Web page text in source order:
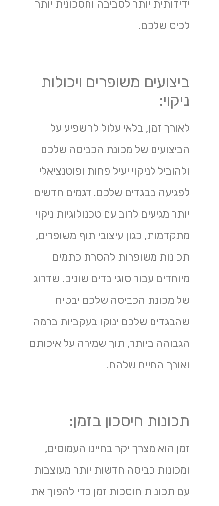
ידידותית יותר לסביבה וחסכונית יותר
לכיס שלכם.
ביצועים משופרים ויכולות
ניקוי:
לאורך זמן, בלאי עלול להשפיע על
הביצועים של מכונת הכביסה שלכם
ולהוביל לניקוי יעיל פחות ופוטנציאלי
לפגיעה בבגדים שלכם. דגמים חדשים
יותר מגיעים לרוב עם טכנולוגיות ניקוי
מתקדמות, כגון עיצובי תוף משופרים,
תכונות משופרות להסרת כתמים
מיוחדים עבור סוגי בדים שונים. שדרוג
של מכונת הכביסה שלכם יבטיח
שהבגדים שלכם ינוקו בעקביות ברמה
הגבוהה ביותר, תוך שמירה על איכותם
ואורך החיים שלהם.
תכונות חיסכון בזמן:
זמן הוא מצרך יקר בחיינו העמוסים,
ומכונות כביסה חדשות יותר מעוצבות
עם תכונות חוסכות זמן כדי להפוך את